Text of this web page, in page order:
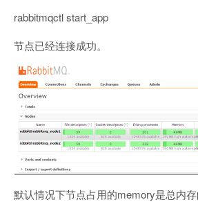
rabbitmqctl start_app
节点已经连接成功。
默认情况下节点占用的memory是总内